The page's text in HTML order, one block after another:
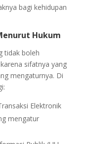
bagi kehidupan
Hukum
tidak boleh
sifatnya yang
mengaturnya. Di
Elektronik
mengatur